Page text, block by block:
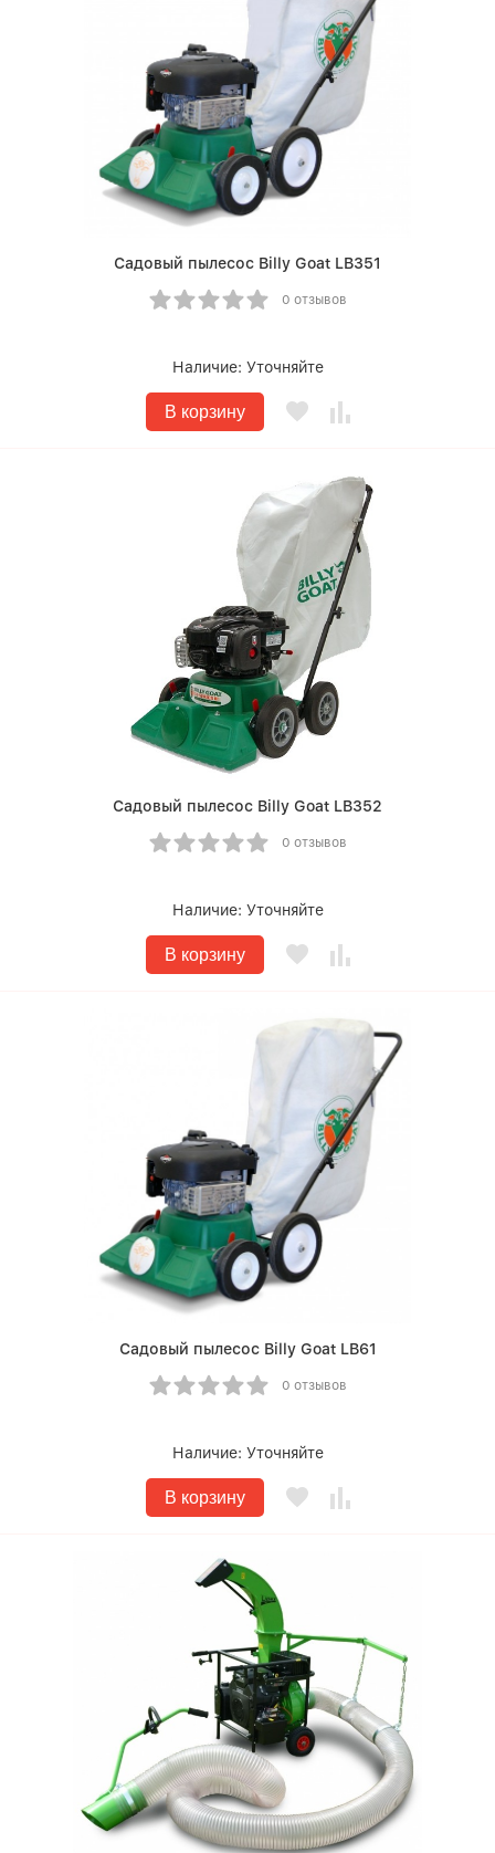
Садовый пылесос Billy Goat LB351
0 отзывов
Наличие: Уточняйте
В корзину
Садовый пылесос Billy Goat LB352
0 отзывов
Наличие: Уточняйте
В корзину
Садовый пылесос Billy Goat LB61
0 отзывов
Наличие: Уточняйте
В корзину